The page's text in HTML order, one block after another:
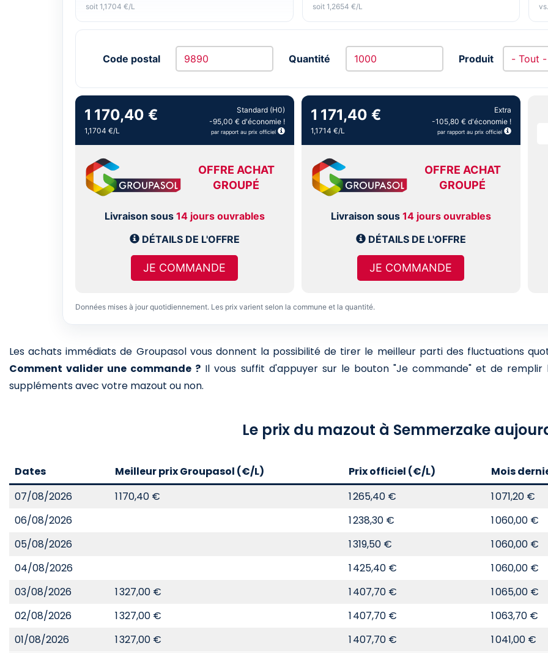
soit 1,1704 €/L soit 1,2654 €/L
Code postal Quantité Produit
1 170,40 €
1,1704 €/L
Standard (H0)
-95,00 € d'économie !
par rapport au prix officiel
OFFRE ACHAT
GROUPÉ
Livraison sous 14 jours ouvrables
DÉTAILS DE L'OFFRE
JE COMMANDE
1 171,40 €
1,1714 €/L
Extra
-105,80 € d'économie !
par rapport au prix officiel
OFFRE ACHAT
GROUPÉ
Livraison sous 14 jours ouvrables
DÉTAILS DE L'OFFRE
JE COMMANDE
Données mises à jour quotidiennement. Les prix varient selon la commune et la quantité.
Les achats immédiats de Groupasol vous donnent la possibilité de tirer le meilleur parti des fluctuations
Comment valider une commande ? Il vous suffit d'appuyer sur le bouton "Je commande" et de
suppléments avec votre mazout ou non.
Le prix du mazout à Semmerzake
Dates Meilleur prix Groupasol (€/L) Prix officiel (€/L)
Mois
07/08/2026
1 170,40 € 1 265,40 €
1 071,20 €
06/08/2026
1 238,30 €
1 060,00 €
05/08/2026
1 319,50 €
1 060,00 €
04/08/2026
1 425,40 €
1 060,00 €
03/08/2026
1 327,00 € 1 407,70 €
1 065,00 €
02/08/2026
1 327,00 € 1 407,70 €
1 063,70 €
01/08/2026
1 327,00 € 1 407,70 € 1 041,00 €